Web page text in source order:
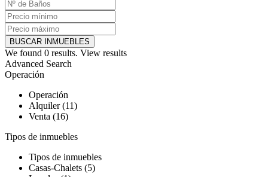
We found 0 results. View results
Advanced Search
Operación
Operación
Alquiler (11)
Venta (16)
Tipos de inmuebles
Tipos de inmuebles
Casas-Chalets (5)